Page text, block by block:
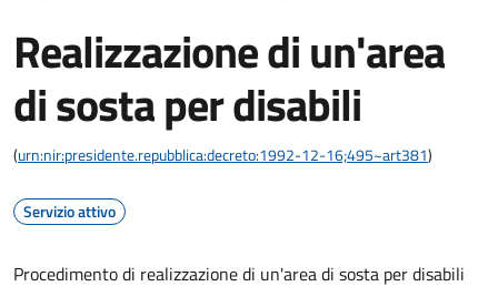
Realizzazione di un'area
di sosta per disabili
(urn:nir:presidente.repubblica:decreto:1992-12-16;495~art381)
Servizio attivo
Procedimento di realizzazione di un'area di sosta per disabili